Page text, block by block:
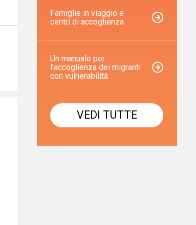
Famiglie in viaggio e
centri di accoglienza
Un manuale per
l’accoglienza dei migranti
con vulnerabilità
VEDI TUTTE